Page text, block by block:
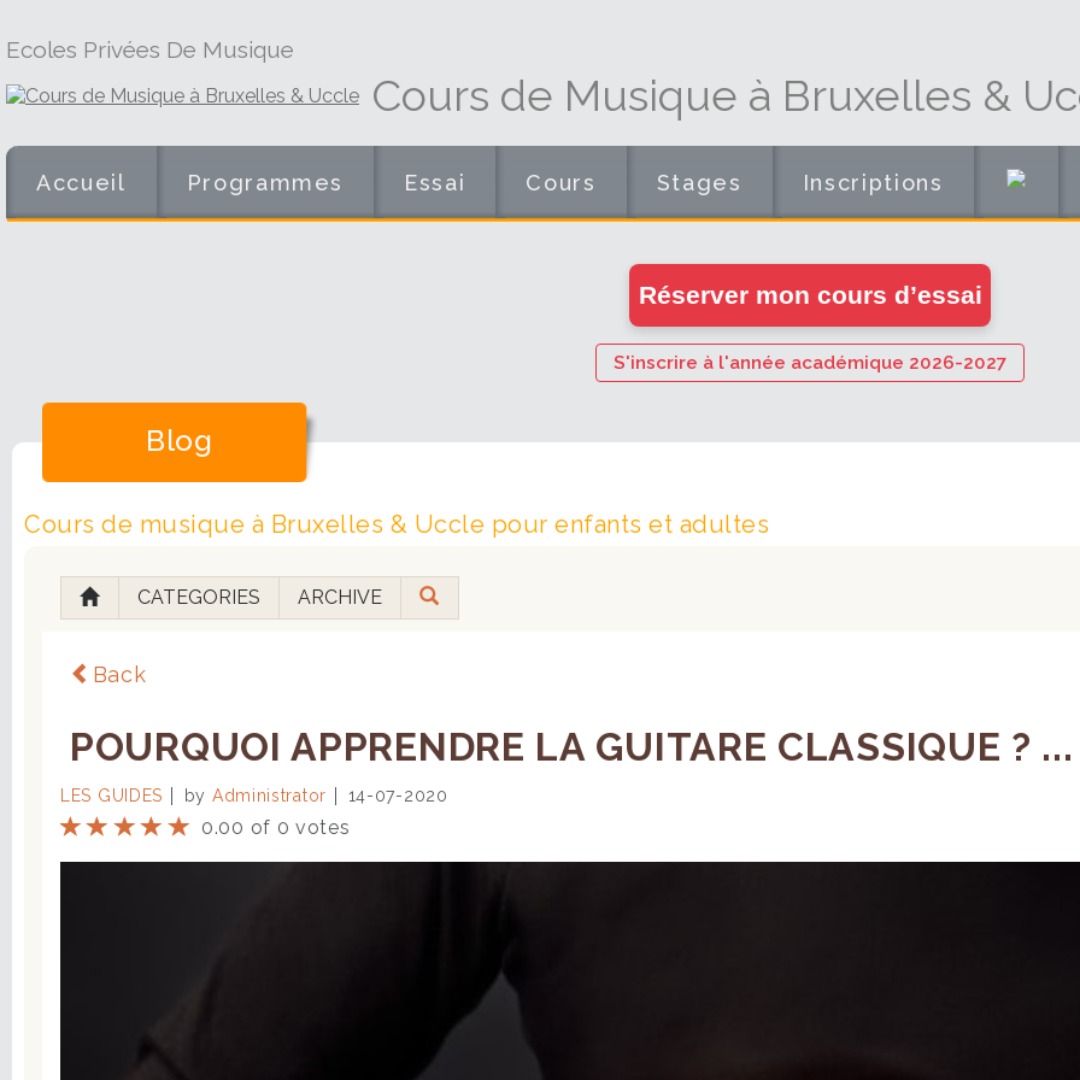
Ecoles Privées De Musique
Cours de Musique à Bruxelles &
Accueil Programmes Essai Cours Stages Inscriptions
Réserver mon cours d’essai
S'inscrire à l'année académique 2026-2027
Blog
Cours de musique à Bruxelles & Uccle pour enfants et adultes
CATEGORIES ARCHIVE
Back
POURQUOI APPRENDRE LA GUITARE CLASSIQUE ? ...
LES GUIDES by Administrator 14-07-2020
0.00 of 0 votes